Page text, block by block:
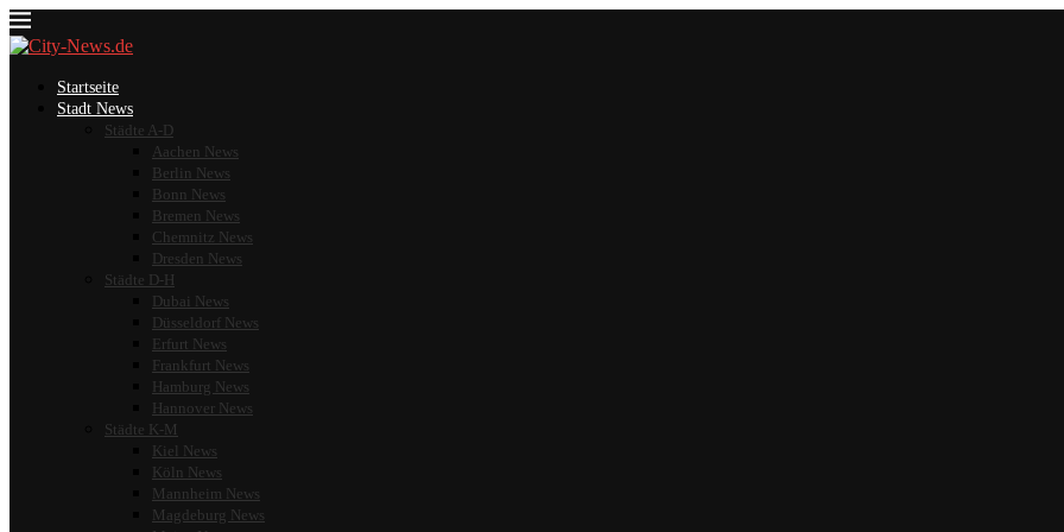
Startseite
Stadt News
Städte A-D
Aachen News
Berlin News
Bonn News
Bremen News
Chemnitz News
Dresden News
Städte D-H
Dubai News
Düsseldorf News
Erfurt News
Frankfurt News
Hamburg News
Hannover News
Städte K-M
Kiel News
Köln News
Mannheim News
Magdeburg News